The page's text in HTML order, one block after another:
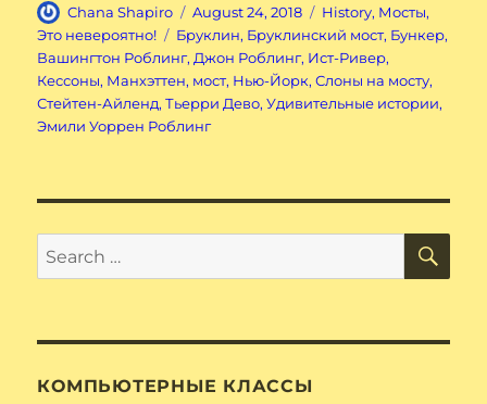
Author
Chana Shapiro
Posted
on
August 24, 2018 Categories
History, Мосты,
Это невероятно!
Tags
Бруклин, Бруклинский мост, Бункер,
Вашингтон Роблинг, Джон Роблинг, Ист-Ривер,
Кессоны, Манхэттен, мост, Нью-Йорк,Слоны на мосту,
Стейтен-Айленд,Тьерри Дево,Удивительные истории,
Эмили Уоррен Роблинг
Search
for:
КОМПЬЮТЕРНЫЕ КЛАССЫ